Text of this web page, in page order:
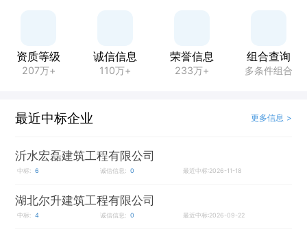
资质等级
207万+
诚信信息
110万+
荣誉信息
233万+
组合查询
多条件组合
最近中标企业 更多信息 >
沂水宏磊建筑工程有限公司
中标: 6 诚信信息: 0 最近中标:2026-11-18
湖北尔升建筑工程有限公司
中标: 4 诚信信息: 0 最近中标:2026-09-22